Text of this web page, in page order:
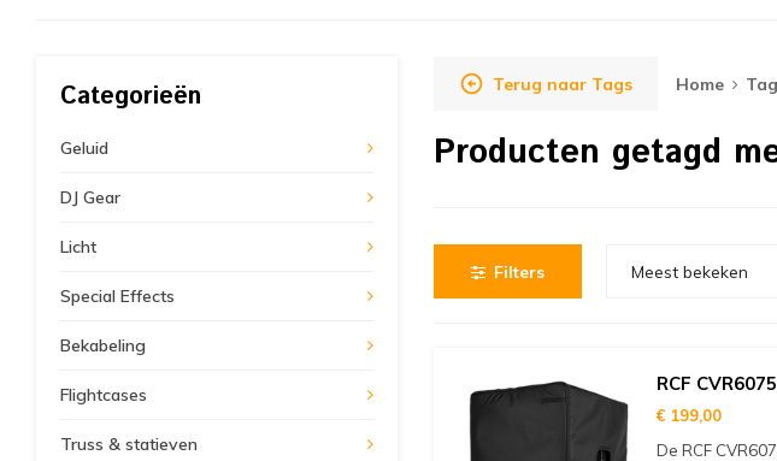
Categorieën
Geluid
DJ Gear
Licht
Special Effects
Bekabeling
Flightcases
Truss & statieven
Terug naar Tags Home
Producten getagd
Filters Meest bekeken
RCF
€ 199,00
De RCF